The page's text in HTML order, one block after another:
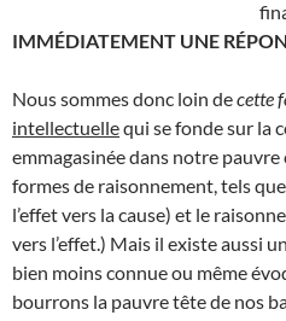
IMMÉDIATEMENT UNE
Nous sommes donc loin decette
intellectuellequi se fonde sur la
emmagasinée dans notre
formes de raisonnement, tels
l’effet vers la cause) et le
vers l’effet.) Mais il existe aussi
bien moins connue ou même
bourrons la pauvre tête de nos